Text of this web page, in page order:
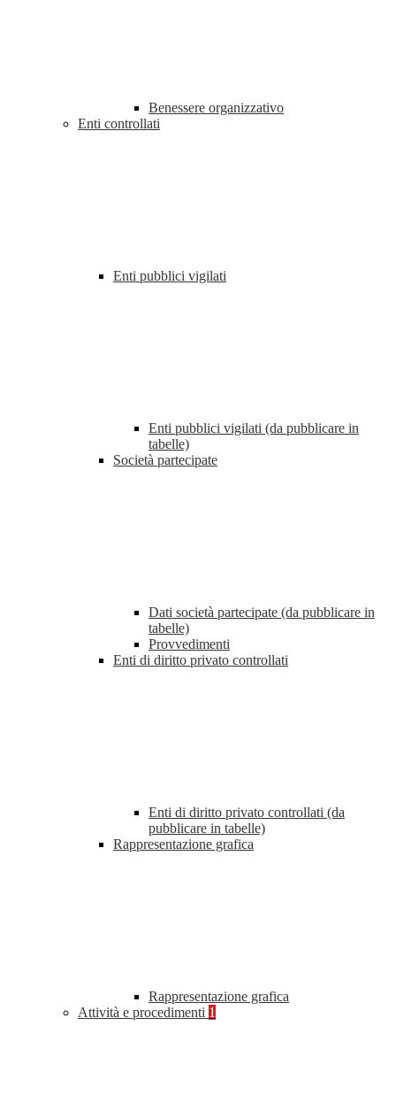
Benessere organizzativo
Enti controllati
Enti pubblici vigilati
Enti pubblici vigilati (da pubblicare in
tabelle)
Società partecipate
Dati società partecipate (da pubblicare in
tabelle)
Provvedimenti
Enti di diritto privato controllati
Enti di diritto privato controllati (da
pubblicare in tabelle)
Rappresentazione grafica
Rappresentazione grafica
Attività e procedimenti 1